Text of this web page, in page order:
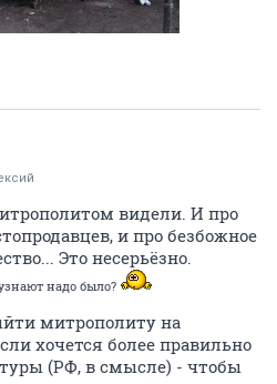
видели. И про
и про безбожное
Это несерьёзно.
надо было?
митрополиту на
хочется более правильно
(РФ, в смысле) - чтобы